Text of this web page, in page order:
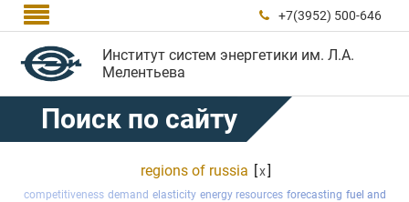
  +7(3952) 500-646
Институт систем энергетики им. Л.А.
Мелентьева
Поиск по сайту
regions of russia [x]
competitiveness demand elasticity energy resources forecasting fuel and